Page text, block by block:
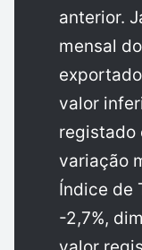
anterior.
mensal
valor
registado
variação
Índice de
-2,7%,